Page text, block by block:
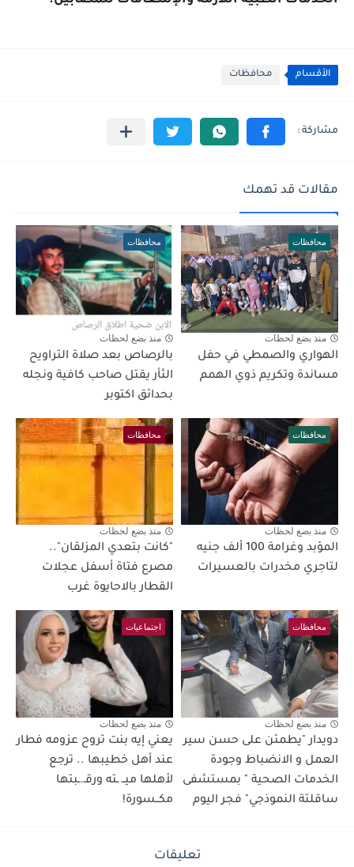
الأقسام محافظات
مقالات قد تهمك
محافظات
منذ بضع لحظات
الهواري والصمطي في حفل
مساندة وتكريم ذوي الهمم
محافظات
منذ بضع لحظات
بالرصاص بعد صلاة التراويح
الثأر يقتل صاحب كافية ونجله
بحدائق اكتوبر
محافظات
منذ بضع لحظات
المؤبد وغرامة 100 ألف جنيه
لتاجري مخدرات بالعسيرات
محافظات
منذ بضع لحظات
"كانت بتعدي المزلقان"..
مصرع فتاة أسفل عجلات
القطار بالاحايوة غرب
محافظات
منذ بضع لحظات
دويدار "يطمئن على حسن سير
العمل و الانضباط وجودة
الخدمات الصحية " بمستشفى
ساقلتة النموذجي" فجر اليوم
اجتماعيات
منذ بضع لحظات
يعني إيه بنت تروح عزومه فطار
عند أهل خطيبها .. ترجع
لأهلها ميــ ـته ورقـ.ـبتها
مكــسورة!
تعليقات